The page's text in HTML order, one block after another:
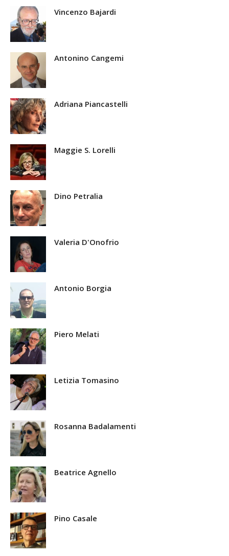
Vincenzo Bajardi
Antonino Cangemi
Adriana Piancastelli
Maggie S. Lorelli
Dino Petralia
Valeria D'Onofrio
Antonio Borgia
Piero Melati
Letizia Tomasino
Rosanna Badalamenti
Beatrice Agnello
Pino Casale